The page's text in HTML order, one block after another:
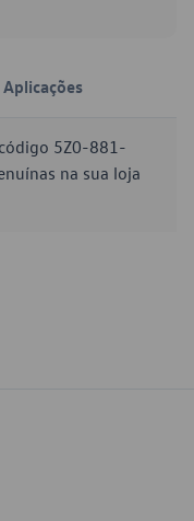
Aplicações
5Z0-881-
na sua loja